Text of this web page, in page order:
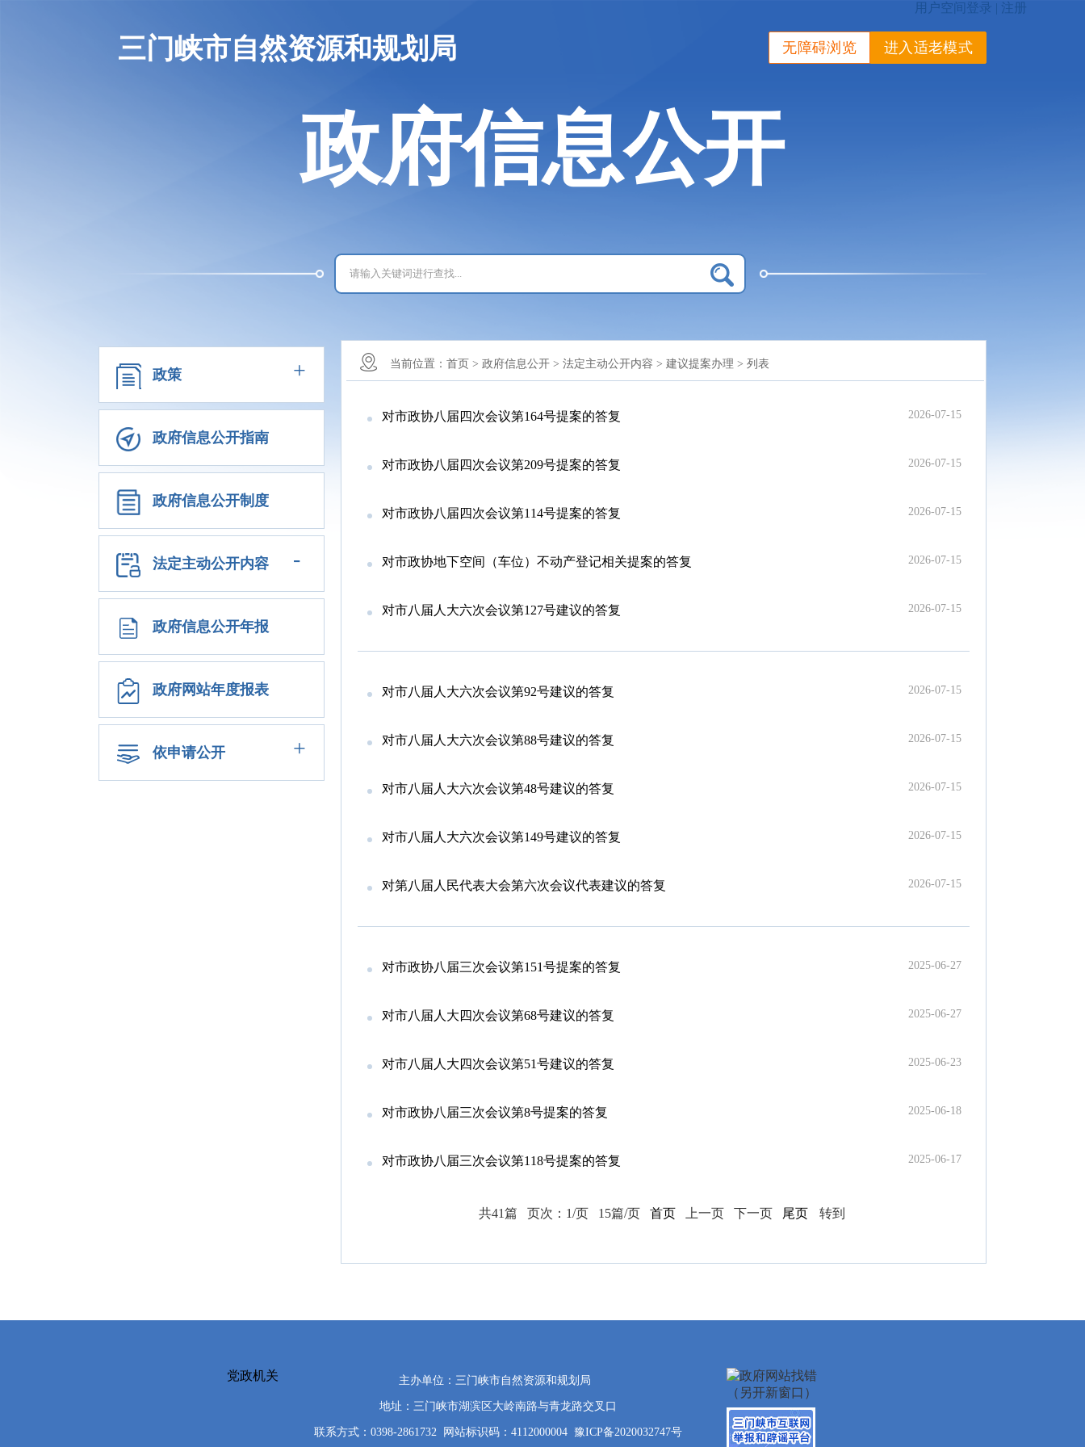
三门峡市自然资源和规划局 无障碍浏览 进入适老模式
政府信息公开
政策 +
政府信息公开指南
政府信息公开制度
法定主动公开内容 -
政府信息公开年报
政府网站年度报表
依申请公开 +
当前位置： 首页 > 政府信息公开 > 法定主动公开内容 > 建议提案办理 > 列表
对市政协八届四次会议第164号提案的答复 2026-07-15
对市政协八届四次会议第209号提案的答复 2026-07-15
对市政协八届四次会议第114号提案的答复 2026-07-15
对市政协地下空间（车位）不动产登记相关提案的答复 2026-07-15
对市八届人大六次会议第127号建议的答复 2026-07-15
对市八届人大六次会议第92号建议的答复 2026-07-15
对市八届人大六次会议第88号建议的答复 2026-07-15
对市八届人大六次会议第48号建议的答复 2026-07-15
对市八届人大六次会议第149号建议的答复 2026-07-15
对第八届人民代表大会第六次会议代表建议的答复 2026-07-15
对市政协八届三次会议第151号提案的答复 2025-06-27
对市八届人大四次会议第68号建议的答复 2025-06-27
对市八届人大四次会议第51号建议的答复 2025-06-23
对市政协八届三次会议第8号提案的答复 2025-06-18
对市政协八届三次会议第118号提案的答复 2025-06-17
共41篇 页次：1/页 15篇/页 首页 上一页 下一页 尾页 转到
党政机关 主办单位：三门峡市自然资源和规划局
地址：三门峡市湖滨区大岭南路与青龙路交叉口
联系方式：0398-2861732 网站标识码：4112000004 豫ICP备2020032747号